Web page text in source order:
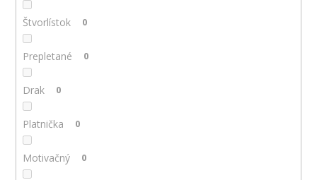
Štvorlístok 0
Prepletané 0
Drak 0
Platnička 0
Motivačný 0